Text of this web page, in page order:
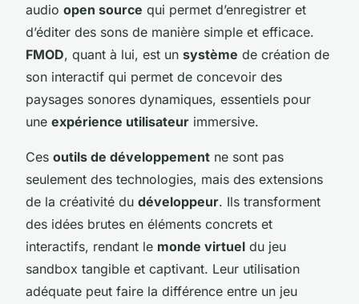
audio open source qui permet d’enregistrer et
d’éditer des sons de manière simple et efficace.
FMOD, quant à lui, est un système de création de
son interactif qui permet de concevoir des
paysages sonores dynamiques, essentiels pour
une expérience utilisateur immersive.
Ces outils de développement ne sont pas
seulement des technologies, mais des extensions
de la créativité du développeur. Ils transforment
des idées brutes en éléments concrets et
interactifs, rendant le monde virtuel du jeu
sandbox tangible et captivant. Leur utilisation
adéquate peut faire la différence entre un jeu